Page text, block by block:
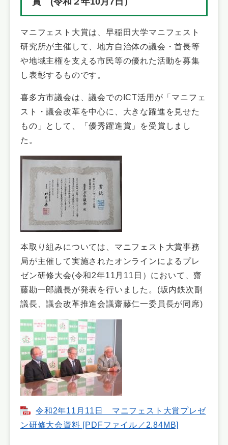
マニフェスト大賞は、早稲田大学マニフェスト
研究所が主催して、地方自治体の議会・首長等
や地域主権を支える市民等の優れた活動を募集
し表彰するものです。
喜多方市議会は、議会でのICT活用が「マニフェ
スト・議会改革を中心に、大きな躍進を見せた
もの」として、「優秀躍進賞」を受賞しまし
た。
本取り組みについては、マニフェスト大賞事務
局が主催して実施されたオンラインによるプレ
ゼン研修大会(令和2年11月11日）において、齋
藤勘一郎議長が発表を行いました。(坂内鉄次副
議長、議会改革推進会議齋藤仁一委員長が同席)
令和2年11月11日 マニフェスト大賞プレゼ
ン研修大会資料 [PDFファイル／2.84MB]